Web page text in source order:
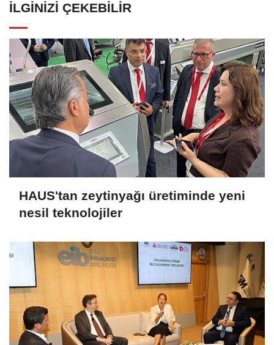
İLGINIZI ÇEKEBILIR
HAUS'tan zeytinyağı üretiminde yeni
nesil teknolojiler